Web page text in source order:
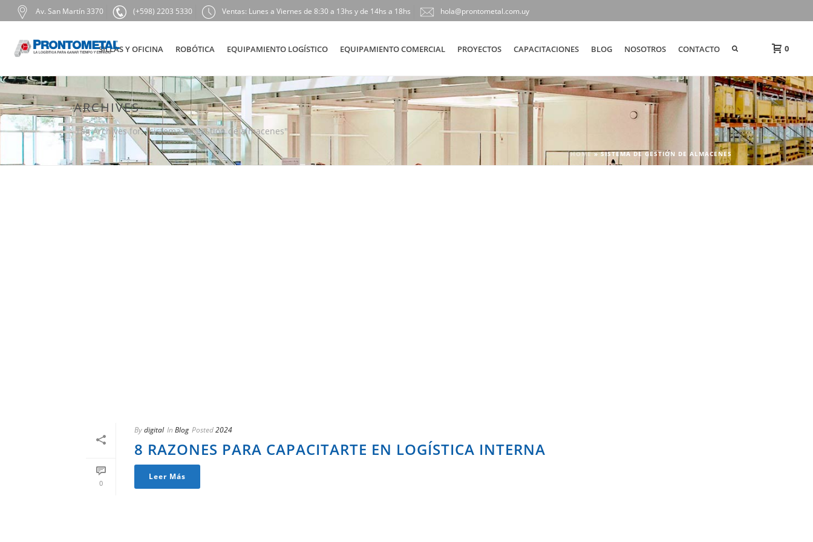
Av. San Martín 3370 (+598) 2203 5330 Ventas: Lunes a Viernes de 8:30 a 13hs y de 14hs a 18hs hola@prontometal.com.uy
SILLAS Y OFICINA ROBÓTICA EQUIPAMIENTO LOGÍSTICO EQUIPAMIENTO COMERCIAL PROYECTOS CAPACITACIONES BLOG NOSOTROS CONTACTO 0
ARCHIVES
Tag Archives for: "sistema de gestión de almacenes"
HOME»SISTEMA DE GESTIÓN DE ALMACENES
0
Bydigital In Blog Posted2024
8 RAZONES PARA CAPACITARTE EN LOGÍSTICA INTERNA
Leer Más